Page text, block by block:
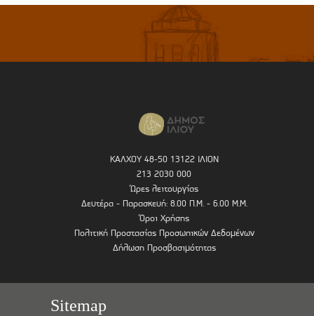
ΚΑΛΧΟΥ 48-50 13122 ΙΛΙΟΝ
213 2030 000
Ώρες λειτουργίας
Δευτέρα - Παρασκευή: 8.00 Π.Μ. - 6.00 Μ.Μ.
Όροι Χρήσης
Πολιτική Προστασίας Προσωπικών Δεδομένων
Δήλωση Προσβασιμότητας
Sitemap